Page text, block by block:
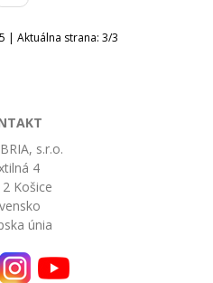
| Aktuálna strana: 3/3
s.r.o.
4
Košice
únia